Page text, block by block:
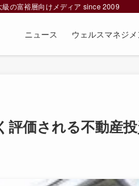
の富裕層向けメディア since 2009
ニュース ウェルスマネジメ
評価される不動産